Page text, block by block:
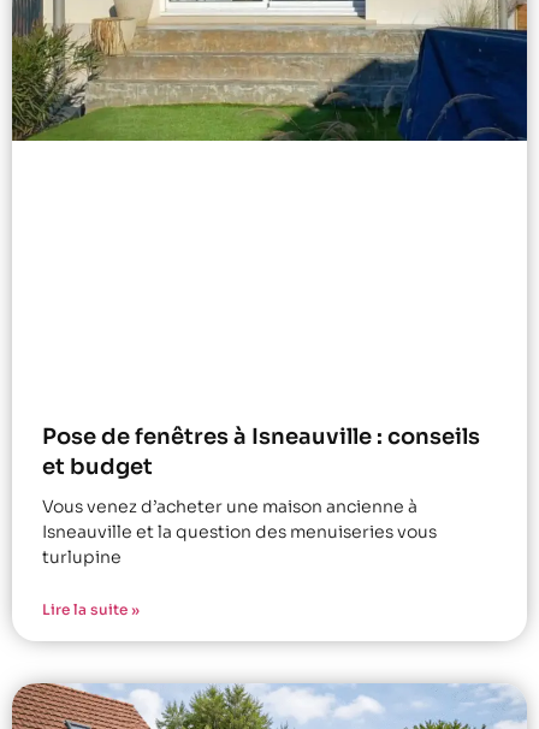
Pose de fenêtres à Isneauville : conseils
et budget
Vous venez d’acheter une maison ancienne à
Isneauville et la question des menuiseries vous
turlupine
Lire la suite »